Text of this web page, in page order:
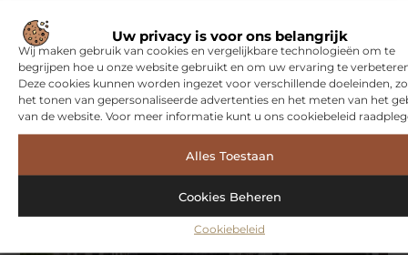
Uw privacy is voor ons belangrijk
Wij maken gebruik van cookies en vergelijkbare technologieën om te
begrijpen hoe u onze website gebruikt en om uw ervaring te
Deze cookies kunnen worden ingezet voor verschillende doeleinden,
het tonen van gepersonaliseerde advertenties en het meten van het
van de website. Voor meer informatie kunt u ons cookiebeleid
Alles Toestaan
Cookies Beheren
Cookiebeleid
Symbiont360: Innovatieve EMS-training in Utrecht voor een
effectieve workout